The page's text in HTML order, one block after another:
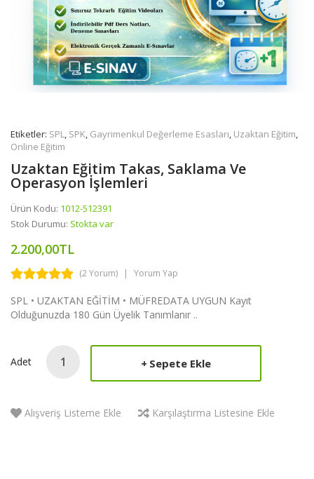
Etiketler: SPL, SPK, Gayrimenkul Değerleme Esasları, Uzaktan Eğitim,
Online Eğitim
Uzaktan Eğitim Takas, Saklama Ve
Operasyon İşlemleri
Ürün Kodu: 1012-512391
Stok Durumu: Stokta var
2.200,00TL
(2 Yorum) Yorum Yap
SPL • UZAKTAN EĞİTİM • MÜFREDATA UYGUN Kayıt
Olduğunuzda 180 Gün Üyelik Tanımlanır ..
Adet Sepete Ekle
Alışveriş Listeme Ekle Karşılaştırma Listesine Ekle